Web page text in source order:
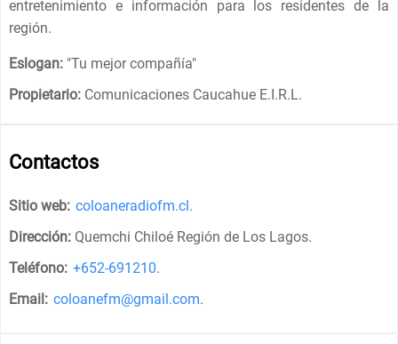
entretenimiento e información para los residentes de la
región.
Eslogan: "Tu mejor compañía"
Propietario: Comunicaciones Caucahue E.I.R.L.
Contactos
Sitio web: coloaneradiofm.cl.
Dirección: Quemchi Chiloé Región de Los Lagos.
Teléfono: +652-691210.
Email: coloanefm@gmail.com.